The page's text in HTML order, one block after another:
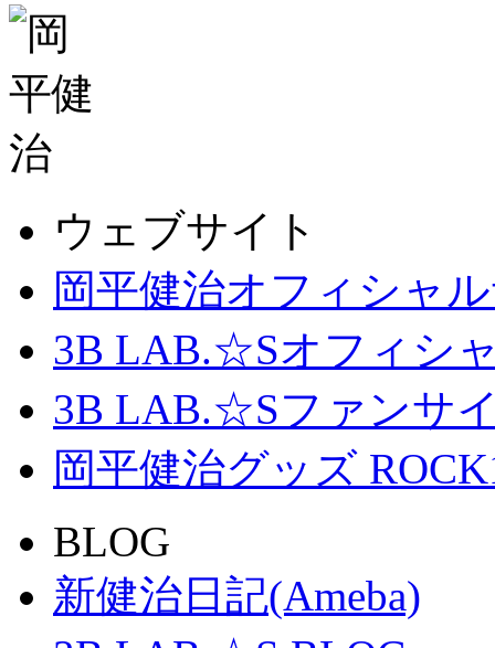
ウェブサイト
岡平健治オフィシャ
3B LAB.☆Sオフィシ
3B LAB.☆Sファンサイ
岡平健治グッズ
BLOG
新健治日記(Ameba)